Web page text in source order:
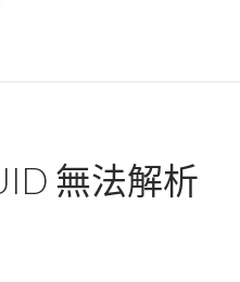
無法解析